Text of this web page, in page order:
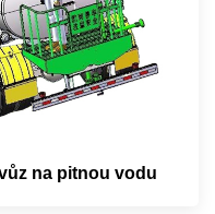
na pitnou vodu